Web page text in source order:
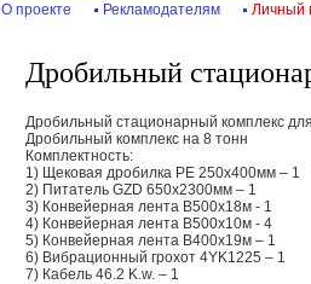
О проекте Рекламодателям Личный
Дробильный
Дробильный стационарный комплекс
Дробильный комплекс на 8 тонн
Комплектность:
1) Щековая дробилка PE 250х400мм – 1
2) Питатель GZD 650x2300мм – 1
3) Конвейерная лента B500x18м - 1
4) Конвейерная лента B500x10м - 4
5) Конвейерная лента B400x19м – 1
6) Вибрационный грохот 4YK1225 – 1
7) Кабель 46.2 K.w. – 1